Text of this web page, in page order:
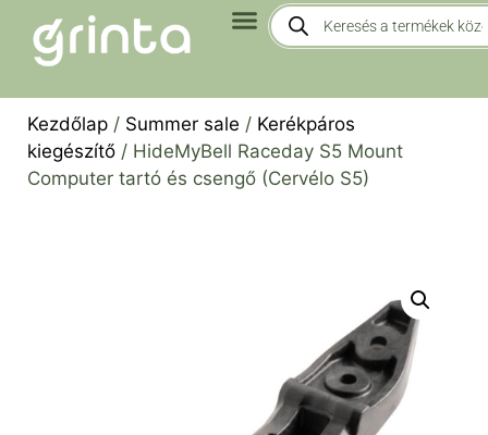
Kezdőlap / Summer sale / Kerékpáros
kiegészítő / HideMyBell Raceday S5 Mount
Computer tartó és csengő (Cervélo S5)